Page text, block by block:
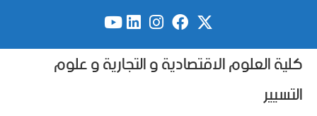
كلية العلوم الاقتصادية و التجارية و علوم
التسيير